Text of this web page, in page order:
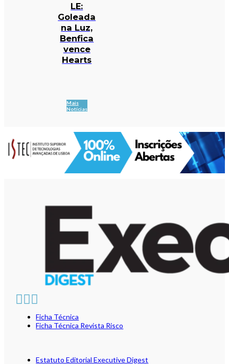
LE:
Goleada
na Luz,
Benfica
vence
Hearts
Mais
Notícias
Ficha Técnica
Ficha Técnica Revista Risco
Estatuto Editorial Executive Digest